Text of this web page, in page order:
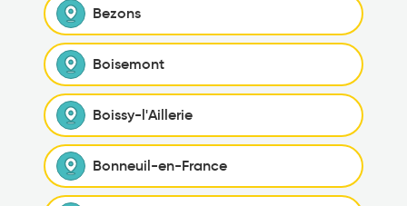
Bezons
Boisemont
Boissy-l'Aillerie
Bonneuil-en-France